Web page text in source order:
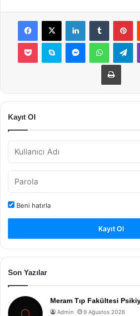
Facebook
X LinkedInTumblr
Pocket Skype MessengerWhatsApp
Yazdır
Kayıt Ol
Beni hatırla
Kayıt Ol
Son Yazılar
Meram Tıp Fakültesi
Admin 9 Ağustos 2026